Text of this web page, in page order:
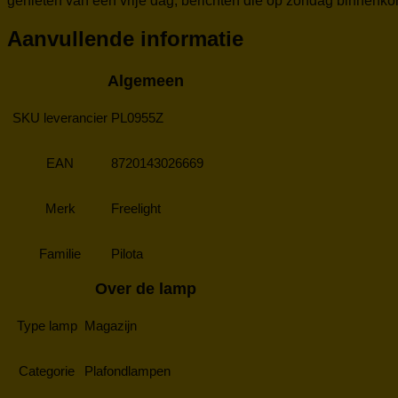
Aanvullende informatie
Algemeen
SKU leverancier PL0955Z
EAN 8720143026669
Merk Freelight
Familie Pilota
Over de lamp
Type lamp Magazijn
Categorie Plafondlampen